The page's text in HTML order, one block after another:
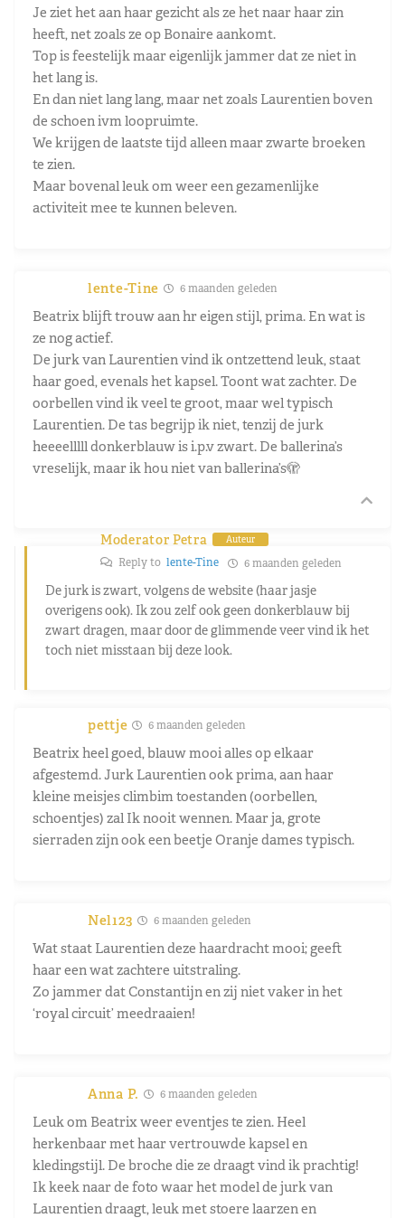
Je ziet het aan haar gezicht als ze het naar haar zin
heeft, net zoals ze op Bonaire aankomt.
Top is feestelijk maar eigenlijk jammer dat ze niet in
het lang is.
En dan niet lang lang, maar net zoals Laurentien boven
de schoen ivm loopruimte.
We krijgen de laatste tijd alleen maar zwarte broeken
te zien.
Maar bovenal leuk om weer een gezamenlijke
activiteit mee te kunnen beleven.
lente-Tine 6 maanden geleden
Beatrix blijft trouw aan hr eigen stijl, prima. En wat is
ze nog actief.
De jurk van Laurentien vind ik ontzettend leuk, staat
haar goed, evenals het kapsel. Toont wat zachter. De
oorbellen vind ik veel te groot, maar wel typisch
Laurentien. De tas begrijp ik niet, tenzij de jurk
heeeelllll donkerblauw is i.p.v zwart. De ballerina’s
vreselijk, maar ik hou niet van ballerina’s🫣
Moderator Petra Auteur
Reply to lente-Tine 6 maanden geleden
De jurk is zwart, volgens de website (haar jasje
overigens ook). Ik zou zelf ook geen donkerblauw bij
zwart dragen, maar door de glimmende veer vind ik het
toch niet misstaan bij deze look.
pettje 6 maanden geleden
Beatrix heel goed, blauw mooi alles op elkaar
afgestemd. Jurk Laurentien ook prima, aan haar
kleine meisjes climbim toestanden (oorbellen,
schoentjes) zal Ik nooit wennen. Maar ja, grote
sierraden zijn ook een beetje Oranje dames typisch.
Nel123 6 maanden geleden
Wat staat Laurentien deze haardracht mooi; geeft
haar een wat zachtere uitstraling.
Zo jammer dat Constantijn en zij niet vaker in het
‘royal circuit’ meedraaien!
Anna P. 6 maanden geleden
Leuk om Beatrix weer eventjes te zien. Heel
herkenbaar met haar vertrouwde kapsel en
kledingstijl. De broche die ze draagt vind ik prachtig!
Ik keek naar de foto waar het model de jurk van
Laurentien draagt, leuk met stoere laarzen en